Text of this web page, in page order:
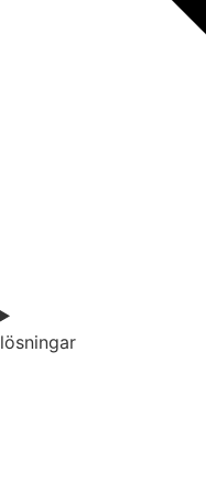
lösningar